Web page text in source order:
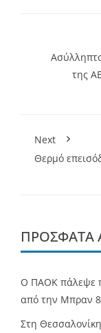
της
Next
Θερμό
ΠΡΌΣΦΑΤΑ
Ο ΠΑΟΚ πάλεψε
από την Μπραν
Στη